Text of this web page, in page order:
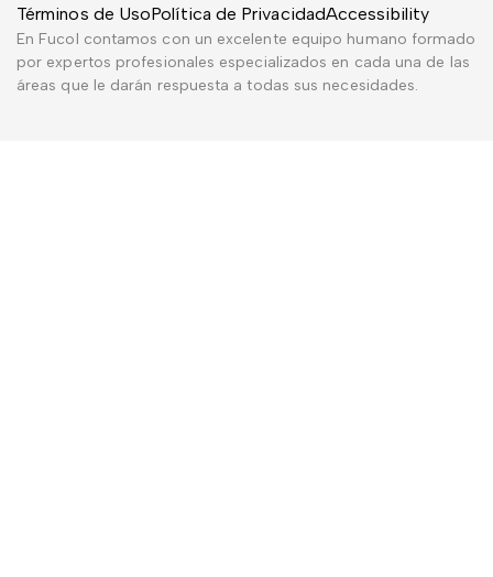
Términos de UsoPolítica de PrivacidadAccessibility
En Fucol contamos con un excelente equipo humano formado
por expertos profesionales especializados en cada una de las
áreas que le darán respuesta a todas sus necesidades.